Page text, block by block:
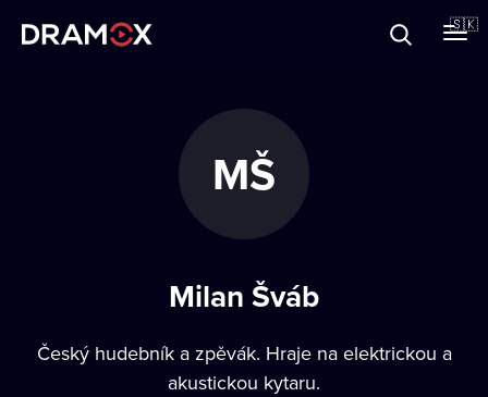
🇸🇰
MŠ
Milan Šváb
Český hudebník a zpěvák. Hraje na elektrickou a
akustickou kytaru.